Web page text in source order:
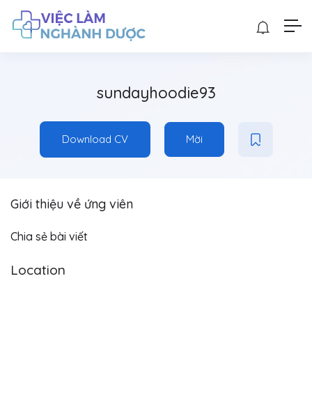
sundayhoodie93
Download CV Mời
Giới thiệu về ứng viên
Chia sẻ bài viết
Location